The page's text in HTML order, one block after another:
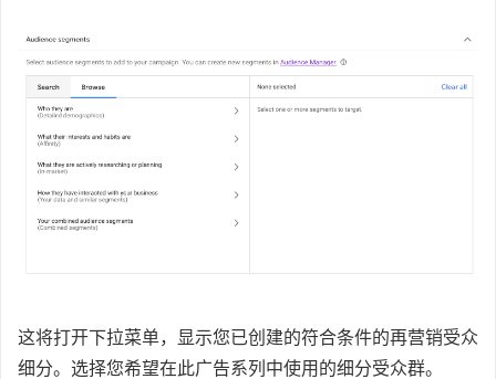
这将打开下拉菜单，显示您已创建的符合条件的再营销受众
细分。选择您希望在此广告系列中使用的细分受众群。